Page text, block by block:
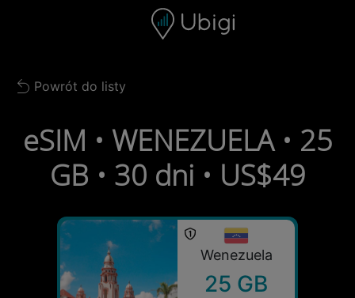
Pasek nawigacyjny Stopka
Back to list
Powrót do listy
eSIM • WENEZUELA • 25
GB • 30 dni • US$49
Wenezuela
25 GB